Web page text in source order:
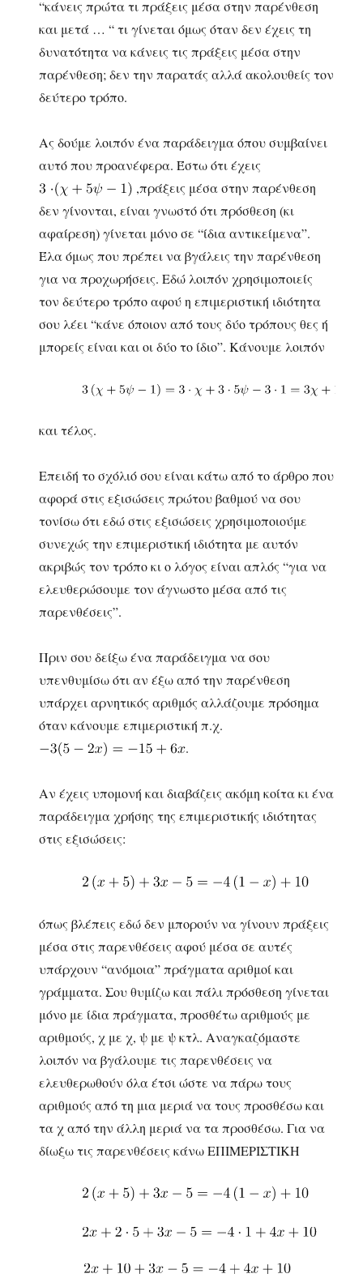
“κάνεις πρώτα τι πράξεις μέσα στην παρένθεση
και μετά … “ τι γίνεται όμως όταν δεν έχεις τη
δυνατότητα να κάνεις τις πράξεις μέσα στην
παρένθεση; δεν την παρατάς αλλά ακολουθείς τον
δεύτερο τρόπο.
Ας δούμε λοιπόν ένα παράδειγμα όπου συμβαίνει
αυτό που προανέφερα. Έστω ότι έχεις
,πράξεις μέσα στην παρένθεση
δεν γίνονται, είναι γνωστό ότι πρόσθεση (κι
αφαίρεση) γίνεται μόνο σε “ίδια αντικείμενα”.
Έλα όμως που πρέπει να βγάλεις την παρένθεση
για να προχωρήσεις. Εδώ λοιπόν χρησιμοποιείς
τον δεύτερο τρόπο αφού η επιμεριστική ιδιότητα
σου λέει “κάνε όποιον από τους δύο τρόπους θες ή
μπορείς είναι και οι δύο το ίδιο”. Κάνουμε λοιπόν
και τέλος.
Επειδή το σχόλιό σου είναι κάτω από το άρθρο που
αφορά στις εξισώσεις πρώτου βαθμού να σου
τονίσω ότι εδώ στις εξισώσεις χρησιμοποιούμε
συνεχώς την επιμεριστική ιδιότητα με αυτόν
ακριβώς τον τρόπο κι ο λόγος είναι απλός “για να
ελευθερώσουμε τον άγνωστο μέσα από τις
παρενθέσεις”.
Πριν σου δείξω ένα παράδειγμα να σου
υπενθυμίσω ότι αν έξω από την παρένθεση
υπάρχει αρνητικός αριθμός αλλάζουμε πρόσημα
όταν κάνουμε επιμεριστική π.χ.
.
Αν έχεις υπομονή και διαβάζεις ακόμη κοίτα κι ένα
παράδειγμα χρήσης της επιμεριστικής ιδιότητας
στις εξισώσεις:
όπως βλέπεις εδώ δεν μπορούν να γίνουν πράξεις
μέσα στις παρενθέσεις αφού μέσα σε αυτές
υπάρχουν “ανόμοια” πράγματα αριθμοί και
γράμματα. Σου θυμίζω και πάλι πρόσθεση γίνεται
μόνο με ίδια πράγματα, προσθέτω αριθμούς με
αριθμούς, χ με χ, ψ με ψ κτλ. Αναγκαζόμαστε
λοιπόν να βγάλουμε τις παρενθέσεις να
ελευθερωθούν όλα έτσι ώστε να πάρω τους
αριθμούς από τη μια μεριά να τους προσθέσω και
τα χ από την άλλη μεριά να τα προσθέσω. Για να
δίωξω τις παρενθέσεις κάνω ΕΠΙΜΕΡΙΣΤΙΚΗ